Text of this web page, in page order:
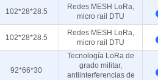
102*28*28.5
Redes MESH LoRa,
micro rail DTU
102*28*28.5
Redes MESH LoRa,
micro rail DTU
92*66*30
Tecnología LoRa de
grado militar,
antiinterferencias de